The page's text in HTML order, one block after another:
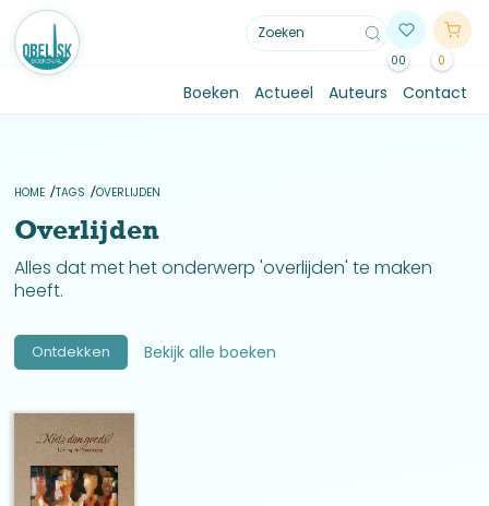
00 0
Boeken Actueel Auteurs Contact
HOME TAGS OVERLIJDEN
Overlijden
Alles dat met het onderwerp 'overlijden' te maken
heeft.
Ontdekken Bekijk alle boeken